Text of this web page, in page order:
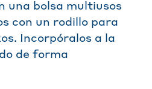
una bolsa multiusos
con un rodillo para
Incorpóralos a la
de forma